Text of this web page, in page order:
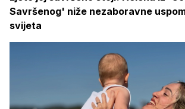
Savršenog' niže nezaboravne
svijeta